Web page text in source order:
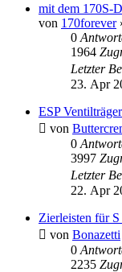
mit dem 170S-
von 170forever
0
1964
Letzter
23. Apr
ESP
von
0
3997
Letzter
22. Apr
Zierleisten für
von Bonazetti
0
2235